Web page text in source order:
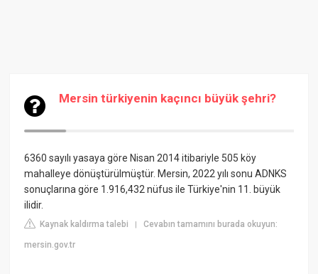
Mersin türkiyenin kaçıncı büyük şehri?
6360 sayılı yasaya göre Nisan 2014 itibariyle 505 köy
mahalleye dönüştürülmüştür. Mersin, 2022 yılı sonu ADNKS
sonuçlarına göre 1.916,432 nüfus ile Türkiye'nin 11. büyük
ilidir.
Kaynak kaldırma talebi |Cevabın tamamını burada okuyun:
mersin.gov.tr